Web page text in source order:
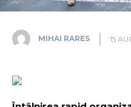
MIHAI RARES 15